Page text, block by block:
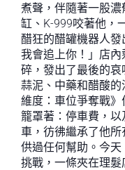
煮聲，伴隨著一股
缸、K-999咬著他，
醋狂的醋罐機器人發
我會追上你！」店
碎，發出了最後的
蒜泥、中藥和醋酸
維度：車位爭奪戰
籠罩著：停車費，
車，彷彿繼承了他
供過任何幫助。今
挑戰，一條夾在理